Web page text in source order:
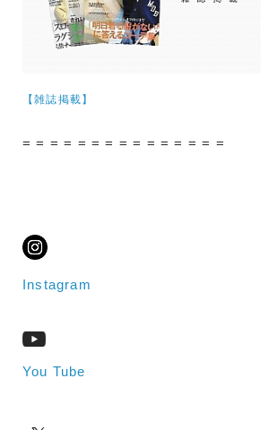
【雑誌掲載】
= = = = = = = = = = = = = = =
Instagram
You Tube